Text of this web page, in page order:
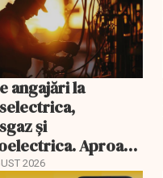
angajări la
și
Aproape
posturi aprobate
2026